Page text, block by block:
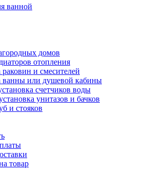
ванной
домов
отопления
раковин и смесителей
ванны или душевой кабины
счетчиков воды
унитазов и бачков
и стояков
товар